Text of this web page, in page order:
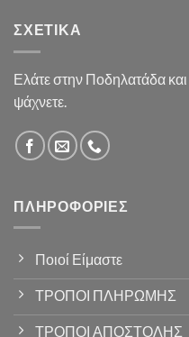
ΣΧΕΤΙΚΆ
Ελάτε στην Ποδηλατάδα
ψάχνετε.
ΠΛΗΡΟΦΟΡΊΕΣ
Ποιοί Είμαστε
ΤΡΟΠΟΙ ΠΛΗΡΩΜΗΣ
ΤΡΟΠΟΙ ΑΠΟΣΤΟΛΗΣ